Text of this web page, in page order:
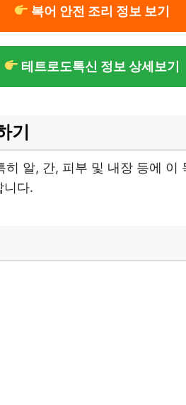
복어 안전 조리 정보 보기
테트로도톡신 정보 상세보기
기
알, 간, 피부 및 내장 등에
니다.